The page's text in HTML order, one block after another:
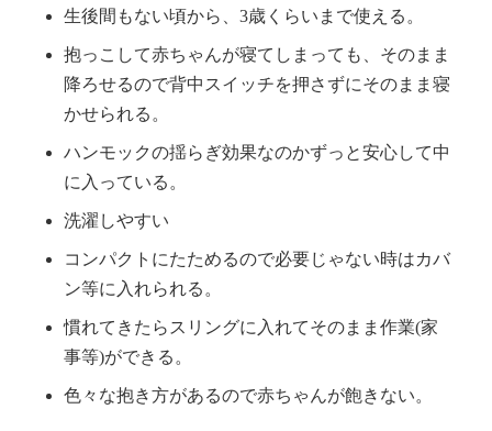
生後間もない頃から、3歳くらいまで使える。
抱っこして赤ちゃんが寝てしまっても、そのまま
降ろせるので背中スイッチを押さずにそのまま寝
かせられる。
ハンモックの揺らぎ効果なのかずっと安心して中
に入っている。
洗濯しやすい
コンパクトにたためるので必要じゃない時はカバ
ン等に入れられる。
慣れてきたらスリングに入れてそのまま作業(家
事等)ができる。
色々な抱き方があるので赤ちゃんが飽きない。